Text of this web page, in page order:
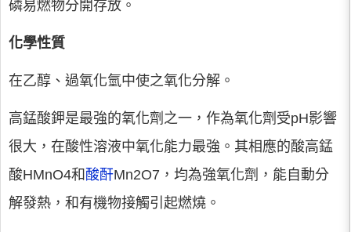
磷易燃物分開存放。
化學性質
在乙醇、過氧化氫中使之氧化分解。
高錳酸鉀是最強的氧化劑之一，作為氧化劑受pH影響
很大，在酸性溶液中氧化能力最強。其相應的酸高錳
酸HMnO4和 酸酐Mn2O7，均為強氧化劑，能自動分
解發熱，和有機物接觸引起燃燒。